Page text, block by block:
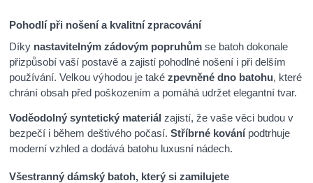
Pohodlí při nošení a kvalitní zpracování
Díky nastavitelným zádovým popruhům se batoh dokonale
přizpůsobí vaší postavě a zajistí pohodlné nošení i při delším
používání. Velkou výhodou je takézpevněné dno batohu, které
chrání obsah před poškozením a pomáhá udržet elegantní tvar.
Voděodolný syntetický materiál zajistí, že vaše věci budou v
bezpečí i během deštivého počasí.Stříbrné kovánípodtrhuje
moderní vzhled a dodává batohu luxusní nádech.
Všestranný dámský batoh, který si zamilujete